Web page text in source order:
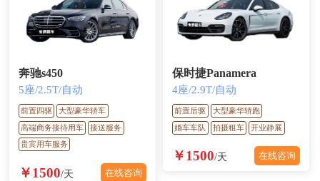
奔驰s450
5座/2.5T/自动
前置四驱
大型豪华轿车
高端商务接待用车
接送服务
贵宾用车服务
￥1500/天 在线咨询
保时捷Panamera
4座/2.9T/自动
前置后驱
大型豪华轿跑
婚车车队
拍摄租车 开业静展
￥1500/天 在线咨询